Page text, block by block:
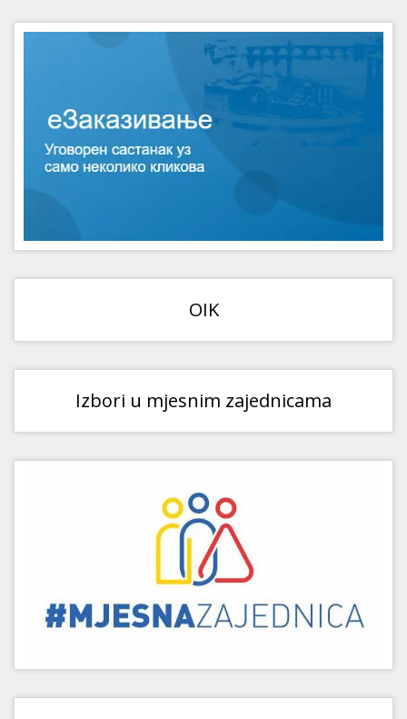
OIK
Izbori u mjesnim zajednicama